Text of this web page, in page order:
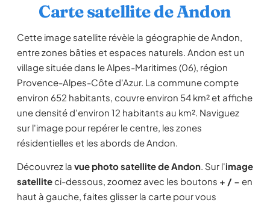
Carte satellite de Andon
Cette image satellite révèle la géographie de Andon,
entre zones bâties et espaces naturels. Andon est un
village située dans le Alpes-Maritimes (06), région
Provence-Alpes-Côte d'Azur. La commune compte
environ 652 habitants, couvre environ 54 km² et affiche
une densité d'environ 12 habitants au km². Naviguez
sur l'image pour repérer le centre, les zones
résidentielles et les abords de Andon.
Découvrez la vue photo satellite de Andon. Sur l'image
satelliteci-dessous, zoomez avec les boutons + / − en
haut à gauche, faites glisser la carte pour vous